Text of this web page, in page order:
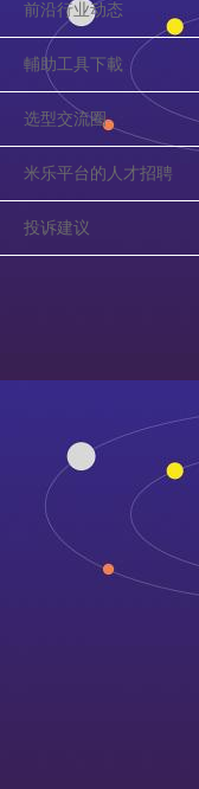
前沿行业动态
輔助工具下載
选型交流圈
米乐平台的人才招聘
投诉建议